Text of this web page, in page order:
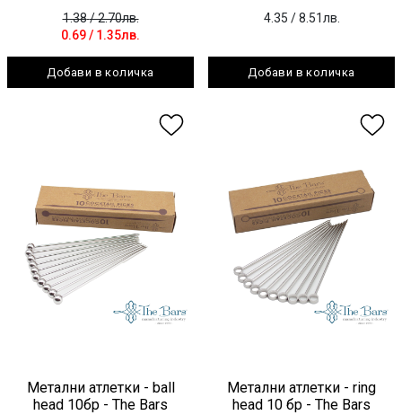
1.38/ 2.70лв.
0.69/ 1.35лв.
Добави в количка
4.35 / 8.51лв.
Добави в количка
Метални атлетки - ball
head 10бр - The Bars
Метални атлетки - ring
head 10 бр - The Bars